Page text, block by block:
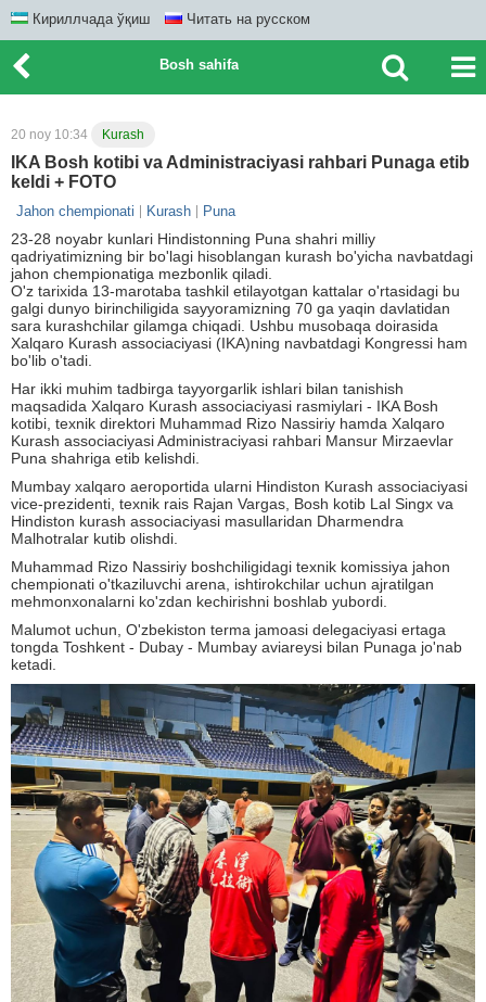
Кириллчада ўқиш Читать на русском
Bosh sahifa
20 noy 10:34 Kurash
IKA Bosh kotibi va Administraciyasi rahbari Punaga etib
keldi + FOTO
Jahon chempionati Kurash Puna
23-28 noyabr kunlari Hindistonning Puna shahri milliy
qadriyatimizning bir bo'lagi hisoblangan kurash bo'yicha navbatdagi
jahon chempionatiga mezbonlik qiladi.
O'z tarixida 13-marotaba tashkil etilayotgan kattalar o'rtasidagi bu
galgi dunyo birinchiligida sayyoramizning 70 ga yaqin davlatidan
sara kurashchilar gilamga chiqadi. Ushbu musobaqa doirasida
Xalqaro Kurash associaciyasi (IKA)ning navbatdagi Kongressi ham
bo'lib o'tadi.
Har ikki muhim tadbirga tayyorgarlik ishlari bilan tanishish
maqsadida Xalqaro Kurash associaciyasi rasmiylari - IKA Bosh
kotibi, texnik direktori Muhammad Rizo Nassiriy hamda Xalqaro
Kurash associaciyasi Administraciyasi rahbari Mansur Mirzaevlar
Puna shahriga etib kelishdi.
Mumbay xalqaro aeroportida ularni Hindiston Kurash associaciyasi
vice-prezidenti, texnik rais Rajan Vargas, Bosh kotib Lal Singx va
Hindiston kurash associaciyasi masullaridan Dharmendra
Malhotralar kutib olishdi.
Muhammad Rizo Nassiriy boshchiligidagi texnik komissiya jahon
chempionati o'tkaziluvchi arena, ishtirokchilar uchun ajratilgan
mehmonxonalarni ko'zdan kechirishni boshlab yubordi.
Malumot uchun, O'zbekiston terma jamoasi delegaciyasi ertaga
tongda Toshkent - Dubay - Mumbay aviareysi bilan Punaga jo'nab
ketadi.